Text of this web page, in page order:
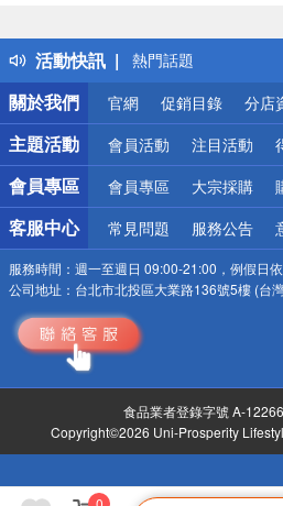
活動快訊
得獎公告
熱門話題
銀行優惠
偏遠地區配送
詐騙網頁！請小心！
關於我們
官網 促銷目錄 分店
主題活動 會員活動 注目活動
會員專區 會員專區 大宗採購
客服中心 常見問題 服務公告
服務時間： 週一至週日 09:00-21:00，例假日
公司地址： 台北市北投區大業路136號5樓 (台
食品業者登錄字號 A-
Copyright©2026 Uni-Prosperity